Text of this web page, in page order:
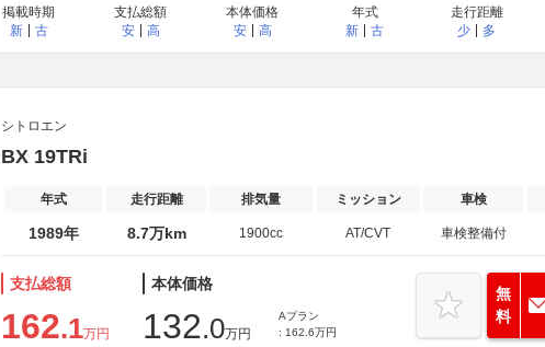
掲載時期
新
古
支払総額
安
高
本体価格
安
高
年式
新
古
走行距離
少
多
シトロエン
BX 19TRi
年式 走行距離 排気量 ミッション 車検
1989年 8.7万km 1900cc AT/CVT 車検整備付
支払総額
162.1万円
本体価格
132.0万円
Aプラン
: 162.6万円
無
料